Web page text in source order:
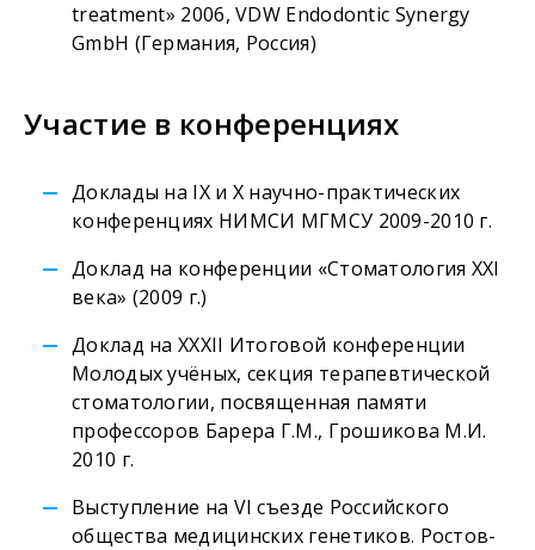
treatment» 2006, VDW Endodontic Synergy
GmbH (Германия, Россия)
Участие в конференциях
Доклады на IХ и Х научно-практических
конференциях НИМСИ МГМСУ 2009-2010 г.
Доклад на конференции «Стоматология XXI
века» (2009 г.)
Доклад на ХХХII Итоговой конференции
Молодых учёных, секция терапевтической
стоматологии, посвященная памяти
профессоров Барера Г.М., Грошикова М.И.
2010 г.
Выступление на VI съезде Российского
общества медицинских генетиков. Ростов-